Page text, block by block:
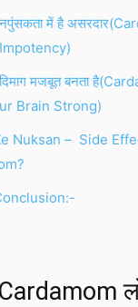
में है
मजबूत बनता
Brain Strong)
Nuksan – Side
Cardamom